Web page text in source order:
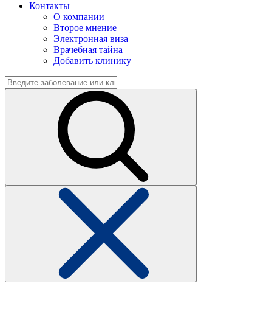
Контакты
О компании
Второе мнение
Электронная виза
Врачебная тайна
Добавить клинику